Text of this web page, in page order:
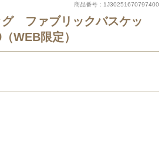
商品番号：1J30251670797400
グ ファブリックバスケッ
WEB限定）